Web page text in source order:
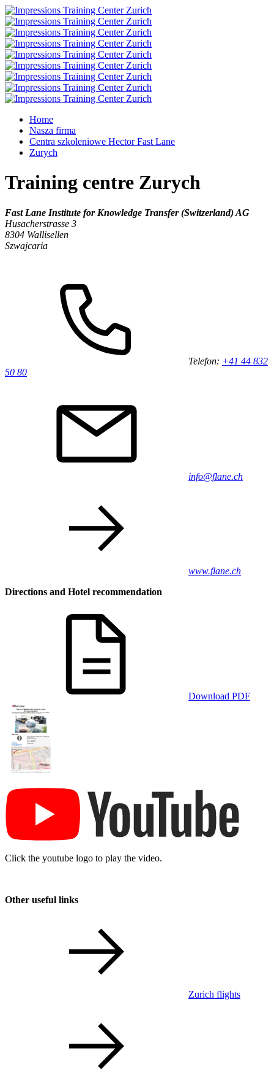
Home
Nasza firma
Centra szkoleniowe Hector Fast Lane
Zurych
Training centre Zurych
Fast Lane Institute for Knowledge Transfer (Switzerland) AG
Husacherstrasse 3
8304 Wallisellen
Szwajcaria
Telefon: +41 44 832
50 80
info@flane.ch
www.flane.ch
Directions and Hotel recommendation
Download PDF
Click the youtube logo to play the video.
Other useful links
Zurich flights